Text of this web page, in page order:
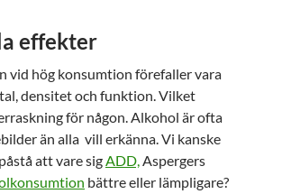
effekter
vid hög konsumtion förefaller vara
densitet och funktion. Vilket
för någon. Alkohol är ofta
än alla vill erkänna. Vi kanske
att vare sigADD,Aspergers
bättre eller lämpligare?